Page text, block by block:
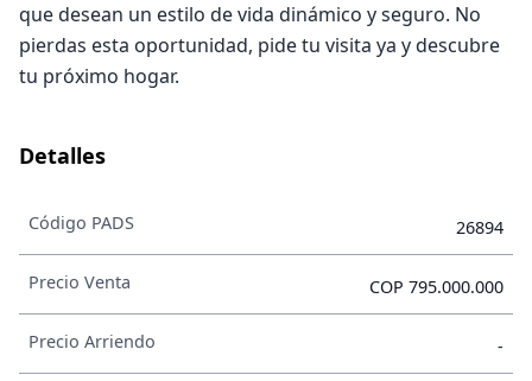
que desean un estilo de vida dinámico y seguro. No
pierdas esta oportunidad, pide tu visita ya y descubre
tu próximo hogar.
Detalles
Código PADS 26894
Precio Venta COP 795.000.000
Precio Arriendo -